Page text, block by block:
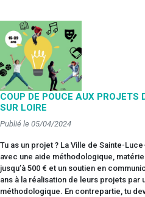
COUP DE POUCE AUX PROJETS
SUR LOIRE
Publié le 05/04/2024
Tu as un projet ? La Ville de Sainte-
avec une aide méthodologique,
jusqu’à 500 € et un soutien en
ans à la réalisation de leurs projets par
méthodologique. En contrepartie, tu